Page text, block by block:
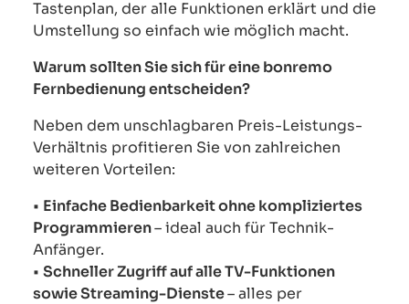
Tastenplan, der alle Funktionen erklärt und die
Umstellung so einfach wie möglich macht.
Warum sollten Sie sich für eine bonremo
Fernbedienung entscheiden?
Neben dem unschlagbaren Preis-Leistungs-
Verhältnis profitieren Sie von zahlreichen
weiteren Vorteilen:
• Einfache Bedienbarkeit ohne kompliziertes
Programmieren– ideal auch für Technik-
Anfänger.
• Schneller Zugriff auf alle TV-Funktionen
sowie Streaming-Dienste– alles per